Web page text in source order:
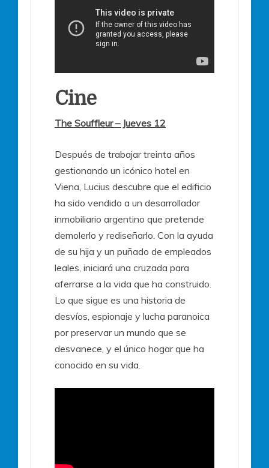
Cine
The Souffleur – Jueves 12
Después de trabajar treinta años
gestionando un icónico hotel en
Viena, Lucius descubre que el edificio
ha sido vendido a un desarrollador
inmobiliario argentino que pretende
demolerlo y rediseñarlo. Con la ayuda
de su hija y un puñado de empleados
leales, iniciará una cruzada para
aferrarse a la vida que ha construido.
Lo que sigue es una historia de
desvíos, espionaje y lucha paranoica
por preservar un mundo que se
desvanece, y el único hogar que ha
conocido en su vida.